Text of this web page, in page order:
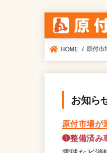
HOME 原付市
お知ら
原付市場が
❶整備済み